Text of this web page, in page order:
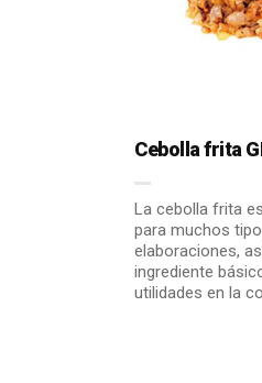
Cebolla frita
La cebolla frita
para muchos
elaboraciones,
ingrediente
utilidades en la